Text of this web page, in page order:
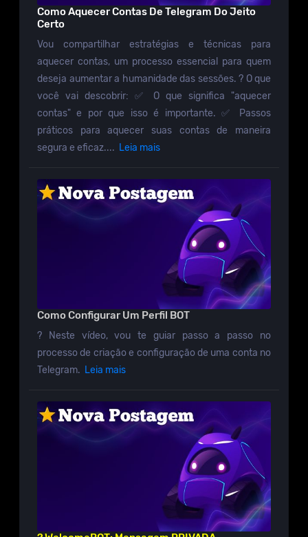
Como Aquecer Contas De Telegram Do Jeito
Certo
Vou compartilhar estratégias e técnicas para
aquecer contas, um processo essencial para quem
deseja aumentar a humanidade das sessões. ? O que
você vai descobrir: ✅ O que significa "aquecer
contas" e por que isso é importante. ✅ Passos
práticos para aquecer suas contas de maneira
segura e eficaz.... Leia mais
Como Configurar Um Perfil BOT
? Neste vídeo, vou te guiar passo a passo no
processo de criação e configuração de uma conta no
Telegram. Leia mais